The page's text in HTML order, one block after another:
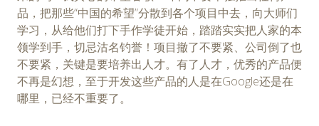
品，把那些“中国的希望”分散到各个项目中去，向大师们
学习，从给他们打下手作学徒开始，踏踏实实把人家的本
领学到手，切忌沽名钓誉！项目撤了不要紧、公司倒了也
不要紧，关键是要培养出人才。有了人才，优秀的产品便
不再是幻想，至于开发这些产品的人是在Google还是在
哪里，已经不重要了。